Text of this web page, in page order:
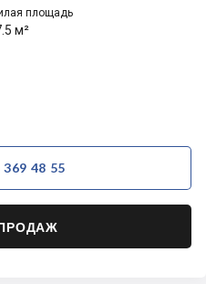
площадь
м²
48 55